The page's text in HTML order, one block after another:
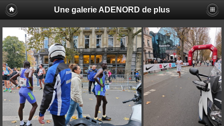
Une galerie ADENORD de plus